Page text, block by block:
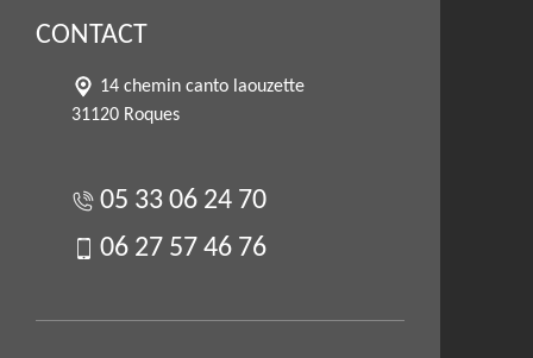
CONTACT
14 chemin canto laouzette
31120 Roques
05 33 06 24 70
06 27 57 46 76